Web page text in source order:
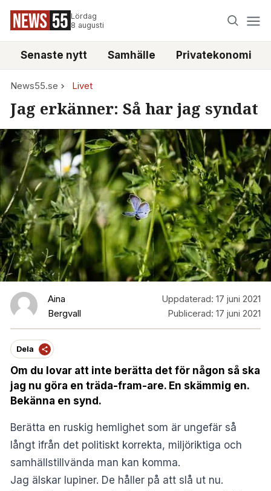
Lördag
8 augusti
Senaste nytt Samhälle Privatekonomi
News55.se Livet
Jag erkänner: Så har jag syndat
Aina
Bergvall
Uppdaterad: 17 juni 2021
Publicerad: 17 juni 2021
Dela
Om du lovar att inte berätta det för någon så ska
jag nu göra en träda-fram-are. En skämmig en.
Bekänna en synd.
Berätta en ruskig hemlighet som är ungefär så
långt ifrån det politiskt korrekta, miljöriktiga och
samhällstillvända man kan komma.
Jag älskar lupiner. De håller på att slå ut nu.